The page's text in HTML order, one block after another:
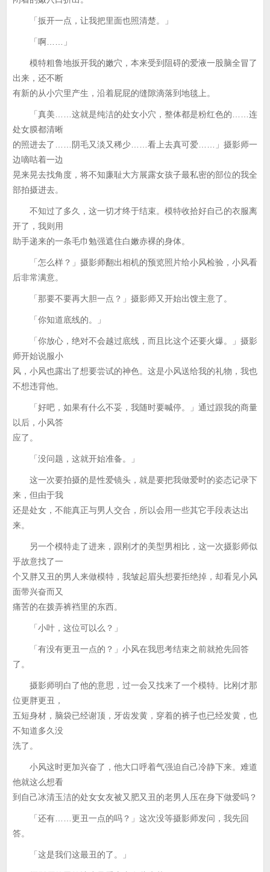
「扳开一点，让我把里面也照清楚。」
「啊……」
模特粗鲁地扳开我的嫩穴，本来受到阻碍的爱液一股脑全冒了
出来，还不断
有新的从小穴里产生，沿着屁屁的缝隙滴落到地毯上。
「真美……这就是纯洁的处女小穴，整体都是粉红色的……连
处女膜都清晰
的照进去了……阴毛又淡又稀少……看上去真可爱……」摄影师一
边嘀咕着一边
晃来晃去找角度，将不知廉耻大方展露女孩子最私密的部位的我全
部拍摄进去。
不知过了多久，这一切才终于结束。模特收拾好自己的衣服离
开了，我则用
助手递来的一条毛巾勉强遮住白嫩赤裸的身体。
「怎么样？」摄影师翻出相机的预览照片给小风检验，小风看
后非常满意。
「那要不要再大胆一点？」摄影师又开始出馊主意了。
「你知道底线的。」
「你放心，绝对不会越过底线，而且比这个还要火爆。」摄影
师开始说服小
风，小风也露出了想要尝试的神色。这是小风送给我的礼物，我也
不想违背他。
「好吧，如果有什么不妥，我随时要喊停。」通过跟我的商量
以后，小风答
应了。
「没问题，这就开始准备。」
这一次要拍摄的是性爱镜头，就是要把我做爱时的姿态记录下
来，但由于我
还是处女，不能真正与男人交合，所以会用一些其它手段表达出
来。
另一个模特走了进来，跟刚才的美型男相比，这一次摄影师似
乎故意找了一
个又胖又丑的男人来做模特，我皱起眉头想要拒绝掉，却看见小风
面带兴奋而又
痛苦的在拨弄裤裆里的东西。
「小叶，这位可以么？」
「有没有更丑一点的？」小风在我思考结束之前就抢先回答
了。
摄影师明白了他的意思，过一会又找来了一个模特。比刚才那
位更胖更丑，
五短身材，脑袋已经谢顶，牙齿发黄，穿着的裤子也已经发黄，也
不知道多久没
洗了。
小风这时更加兴奋了，他大口呼着气强迫自己冷静下来。难道
他就这么想看
到自己冰清玉洁的处女女友被又肥又丑的老男人压在身下做爱吗？
「还有……更丑一点的吗？」这次没等摄影师发问，我先回
答。
「这是我们这最丑的了。」